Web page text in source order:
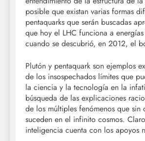
posible que existan varias formas
pentaquarks que serán buscadas
que hoy el LHC funciona a
cuando se descubrió, en 2012, el
Plutón y pentaquark son ejemplos
de los insospechados límites que
la ciencia y la tecnología en la
búsqueda de las explicaciones
de los múltiples fenómenos que sin
suceden en el infinito cosmos.
inteligencia cuenta con los apoyos